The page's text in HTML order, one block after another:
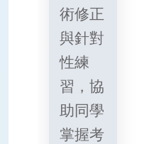
術修正
與針對
性練
習，協
助同學
掌握考